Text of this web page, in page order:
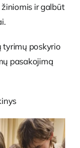
ir galbūt
tyrimų poskyrio
pasakojimą